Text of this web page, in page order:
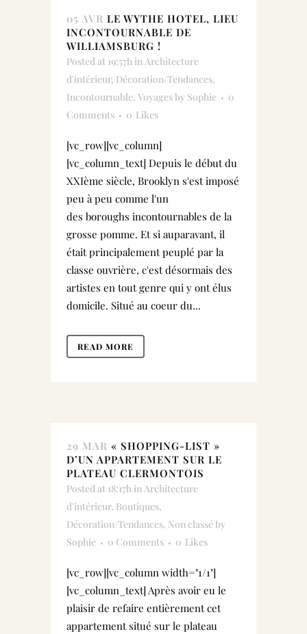
05 AVR LE WYTHE HOTEL, LIEU
INCONTOURNABLE DE
WILLIAMSBURG !
Posted at 19:57h inArchitecture
d'intérieur, Décoration/Tendances,
Incontournable, Voyagesby Sophie
0
Comments
0 Likes
[vc_row][vc_column]
[vc_column_text] Depuis le début du
XXIème siècle, Brooklyn s'est imposé
peu à peu comme l'un
des boroughs incontournables de la
grosse pomme. Et si auparavant, il
était principalement peuplé par la
classe ouvrière, c'est désormais des
artistes en tout genre qui y ont élus
domicile. Situé au coeur du...
READ MORE
29 MAR « SHOPPING-LIST »
D’UN APPARTEMENT SUR LE
PLATEAU CLERMONTOIS
Posted at 18:17h inArchitecture
d'intérieur, Boutiques,
Décoration/Tendances, Non classé by
Sophie
0 Comments 0 Likes
[vc_row][vc_column width="1/1"]
[vc_column_text] Après avoir eu le
plaisir de refaire entièrement cet
appartement situé sur le plateau